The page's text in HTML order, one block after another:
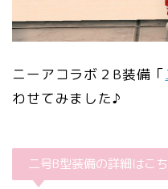
ニーアコラボ２B装備「
わせてみました♪
二号B型装備の詳細はこ